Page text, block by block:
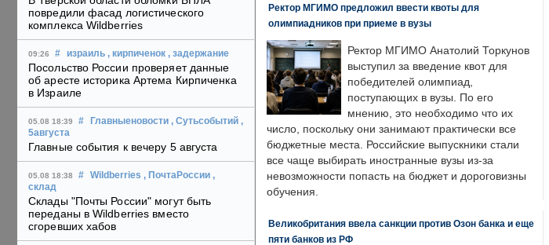
повредили фасад логистического
комплекса Wildberries
09:26 # израиль , кирпиченок , задержание
Посольство России проверяет данные
об аресте историка Артема Кирпиченка
в Израиле
05.08 18:39 # Главныеновости , Сутьсобытий ,
5августа
Главные события к вечеру 5 августа
05.08 18:38 # Wildberries , ПочтаРоссии ,
склад
Склады "Почты России" могут быть
переданы в Wildberries вместо
сгоревших хабов
Ректор МГИМО предложил ввести квоты для
олимпиадников при приеме в вузы
Ректор МГИМО Анатолий Торкунов
выступил за введение квот для
победителей олимпиад,
поступающих в вузы. По его
мнению, это необходимо что их
число, поскольку они занимают практически все
бюджетные места. Российские выпускники стали
все чаще выбирать иностранные вузы из-за
невозможности попасть на бюджет и дороговизны
обучения.
Великобритания ввела санкции против Озон банка и еще
пяти банков из РФ